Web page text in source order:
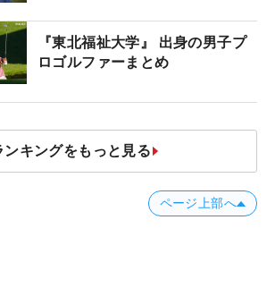
『東北福祉大学』 出身の男子プ
ロゴルファーまとめ
ンキングをもっと見る
ページ上部へ